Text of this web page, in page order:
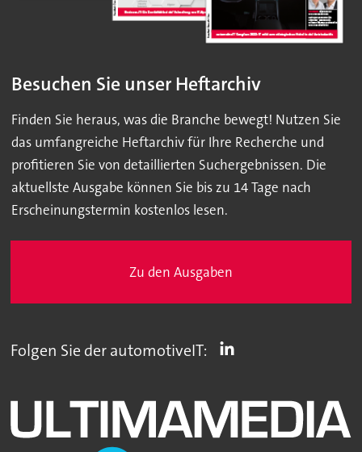
Besuchen Sie unser Heftarchiv
Finden Sie heraus, was die Branche bewegt! Nutzen Sie
das umfangreiche Heftarchiv für Ihre Recherche und
profitieren Sie von detaillierten Suchergebnissen. Die
aktuellste Ausgabe können Sie bis zu 14 Tage nach
Erscheinungstermin kostenlos lesen.
Zu den Ausgaben
Folgen Sie der automotiveIT: